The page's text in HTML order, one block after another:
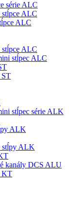
série ALC
stĺpce ALC
ALC
stĺpce ALC
stĺpec ALC
ST
stĺpec série ALK
ALK
stĺpy ALK
kanály DCS ALU
KT